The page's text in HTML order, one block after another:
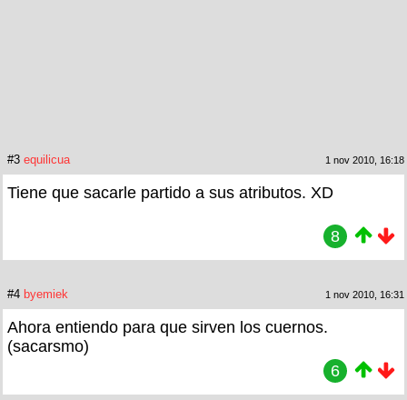
#3 equilicua 1 nov 2010, 16:18
Tiene que sacarle partido a sus atributos. XD
8
#4 byemiek 1 nov 2010, 16:31
Ahora entiendo para que sirven los cuernos.
(sacarsmo)
6